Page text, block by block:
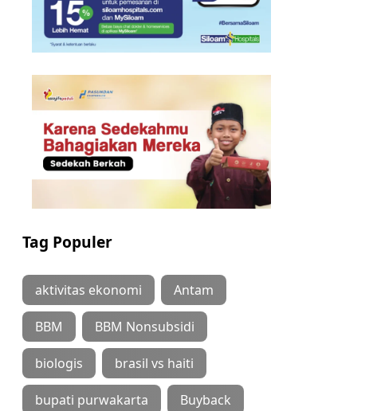
Tag Populer
aktivitas ekonomi Antam
BBM BBM Nonsubsidi
biologis brasil vs haiti
bupati purwakarta Buyback